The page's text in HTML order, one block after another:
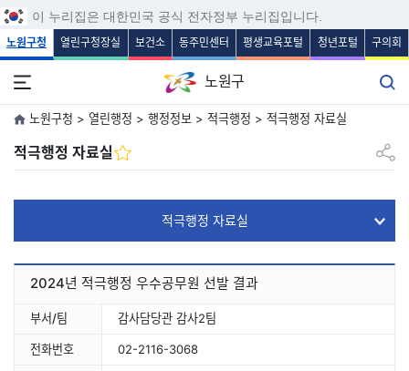
본문 바로가기
주메뉴 바로가기
보조메뉴 바로가기
푸터 바로가기
이 누리집은 대한민국 공식 전자정부 누리집입니다.
노원구청 열린구청장실 보건소 동주민센터 평생교육포털 청년포털 구의회
노원구
노원구청 > 열린행정 > 행정정보 > 적극행정 > 적극행정 자료실
적극행정 자료실 공유하
적극행정 자료실
2024년 적극행정 우수공무원 선발 결과
부서/팀 감사담당관 감사2팀
전화번호 02-2116-3068